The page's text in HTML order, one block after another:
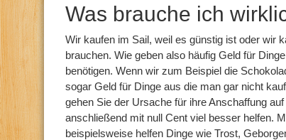
Was brauche ich
Wir kaufen im Sail, weil es günstig ist oder wir
brauchen. Wie geben also häufig Geld für
benötigen. Wenn wir zum Beispiel die
sogar Geld für Dinge aus die man gar nicht
gehen Sie der Ursache für ihre Anschaffung
anschließend mit null Cent viel besser helfen.
beispielsweise helfen Dinge wie Trost,